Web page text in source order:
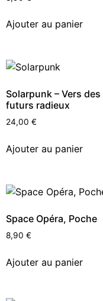
Ajouter au panier
Solarpunk – Vers des
futurs radieux
24,00 €
Ajouter au panier
Space Opéra, Poche
8,90 €
Ajouter au panier